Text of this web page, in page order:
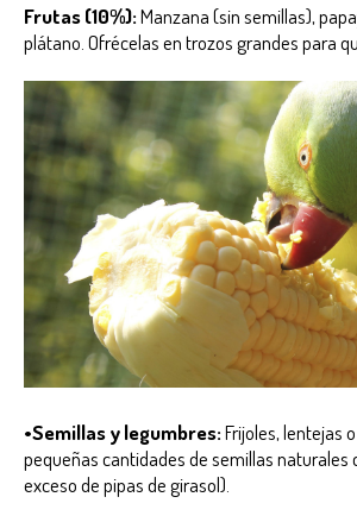
Frutas (10%):Manzana (sin semillas),
plátano. Ofrécelas en trozos grandes para
•Semillas y legumbres:Frijoles, lentejas
pequeñas cantidades de semillas naturales
exceso de pipas de girasol).